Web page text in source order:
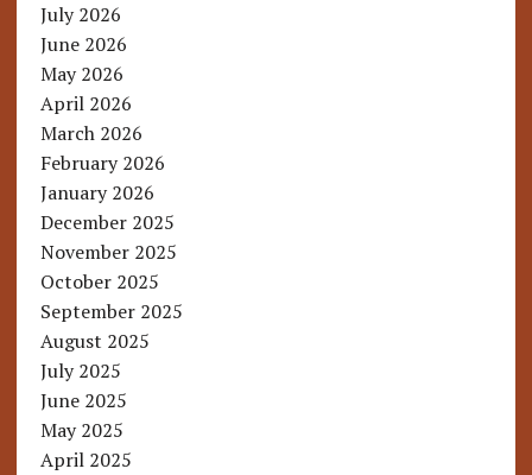
July 2026
June 2026
May 2026
April 2026
March 2026
February 2026
January 2026
December 2025
November 2025
October 2025
September 2025
August 2025
July 2025
June 2025
May 2025
April 2025